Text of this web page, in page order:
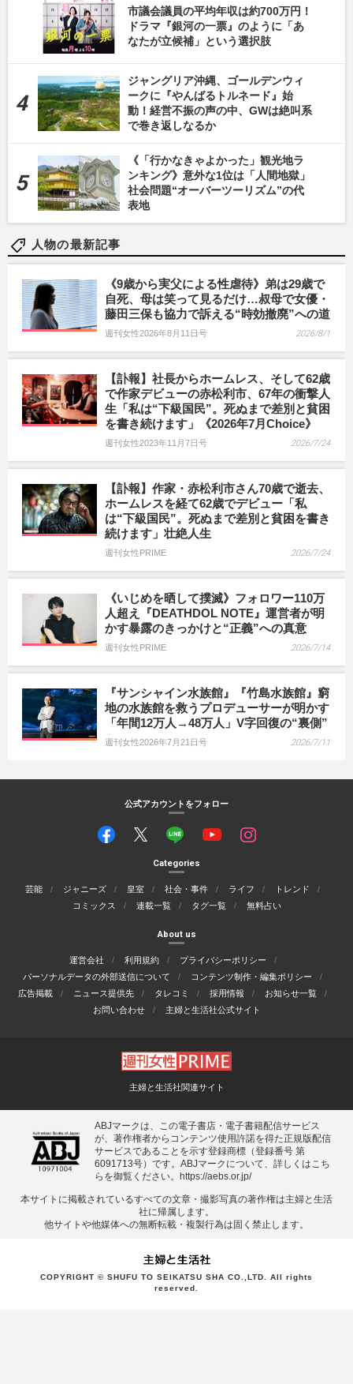
市議会議員の平均年収は約700万円！
ドラマ『銀河の一票』のように「あ
なたが立候補」という選択肢
ジャングリア沖縄、ゴールデンウィ
ークに『やんばるトルネード』始
動！経営不振の声の中、GWは絶叫系
で巻き返しなるか
《「行かなきゃよかった」観光地ラ
ンキング》意外な1位は「人間地獄」
社会問題“オーバーツーリズム”の代
表地
人物の最新記事
《9歳から実父による性虐待》弟は29歳で
自死、母は笑って見るだけ…叔母で女優・
藤田三保も協力で訴える“時効撤廃”への道
週刊女性2026年8月11日号 2026/8/1
【訃報】社長からホームレス、そして62歳
で作家デビューの赤松利市、67年の衝撃人
生「私は“下級国民”。死ぬまで差別と貧困
を書き続けます」《2026年7月Choice》
週刊女性2023年11月7日号 2026/7/24
【訃報】作家・赤松利市さん70歳で逝去、
ホームレスを経て62歳でデビュー「私
は“下級国民”。死ぬまで差別と貧困を書き
続けます」壮絶人生
週刊女性PRIME 2026/7/24
《いじめを晒して撲滅》フォロワー110万
人超え『DEATHDOL NOTE』運営者が明
かす暴露のきっかけと“正義”への真意
週刊女性PRIME 2026/7/14
『サンシャイン水族館』『竹島水族館』窮
地の水族館を救うプロデューサーが明かす
「年間12万人→48万人」V字回復の“裏側”
週刊女性2026年7月21日号 2026/7/11
公式アカウントをフォロー
Categories
芸能 ジャニーズ 皇室 社会・事件 ライフ
トレンド
コミックス
連載一覧 タグ一覧 無料占い
About us
運営会社 利用規約
プライバシーポリシー
パーソナルデータの外部送信について
コンテンツ制作・編集ポリシー
広告掲載
ニュース提供先 タレコミ 採用情報
お知らせ一覧
お問い合わせ
主婦と生活社公式サイト
主婦と生活社関連サイト
ABJマークは、この電子書店・電子書籍配信サービス
が、著作権者からコンテンツ使用許諾を得た正規版配信
サービスであることを示す登録商標（登録番号 第
6091713号）です。ABJマークについて、詳しくはこち
らを御覧ください。
https://aebs.or.jp/
本サイトに掲載されているすべての⽂章・撮影写真の著作権は主婦と⽣活
社に帰属します。
他サイトや他媒体への無断転載・複製⾏為は固く禁⽌します。
COPYRIGHT © SHUFU TO SEIKATSU SHA CO.,LTD. All rights
reserved.